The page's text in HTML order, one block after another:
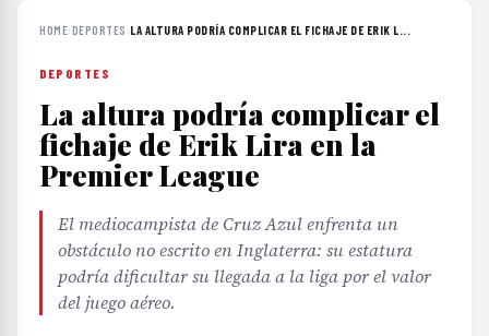
HOME›DEPORTES ›LA ALTURA PODRÍA COMPLICAR EL FICHAJE DE ERIK L...
DEPORTES
La altura podría complicar el
fichaje de Erik Lira en la
Premier League
El mediocampista de Cruz Azul enfrenta un
obstáculo no escrito en Inglaterra: su estatura
podría dificultar su llegada a la liga por el valor
del juego aéreo.